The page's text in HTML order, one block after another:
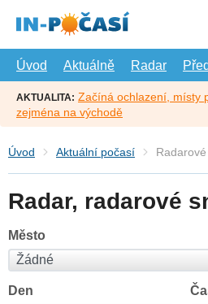
hlavní
Úvod
Aktuálně Radar
AKTUALITA: Začíná ochlazení, místy
zejména na východě
Úvod Aktuální počasí
Radar, radarové
Město
Den